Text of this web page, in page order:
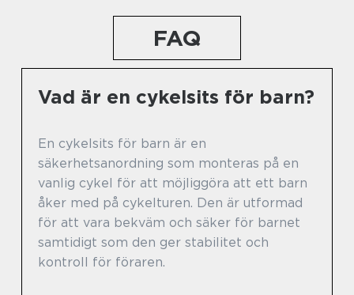
FAQ
Vad är en cykelsits för barn?
En cykelsits för barn är en
säkerhetsanordning som monteras på en
vanlig cykel för att möjliggöra att ett barn
åker med på cykelturen. Den är utformad
för att vara bekväm och säker för barnet
samtidigt som den ger stabilitet och
kontroll för föraren.